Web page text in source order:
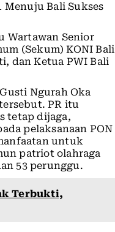
Menuju Bali Sukses
Wartawan Senior
(Sekum) KONI Bali
dan Ketua PWI Bali
Ngurah Oka
PR itu
tetap dijaga,
pelaksanaan PON
untuk
patriot olahraga
53 perunggu.
Terbukti,